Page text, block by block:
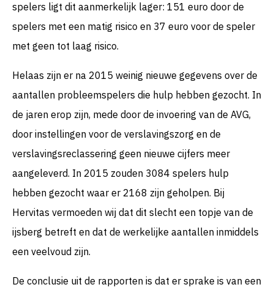
spelers ligt dit aanmerkelijk lager: 151 euro door de
spelers met een matig risico en 37 euro voor de speler
met geen tot laag risico.
Helaas zijn er na 2015 weinig nieuwe gegevens over de
aantallen probleemspelers die hulp hebben gezocht. In
de jaren erop zijn, mede door de invoering van de AVG,
door instellingen voor de verslavingszorg en de
verslavingsreclassering geen nieuwe cijfers meer
aangeleverd. In 2015 zouden 3084 spelers hulp
hebben gezocht waar er 2168 zijn geholpen. Bij
Hervitas vermoeden wij dat dit slecht een topje van de
ijsberg betreft en dat de werkelijke aantallen inmiddels
een veelvoud zijn.
De conclusie uit de rapporten is dat er sprake is van een